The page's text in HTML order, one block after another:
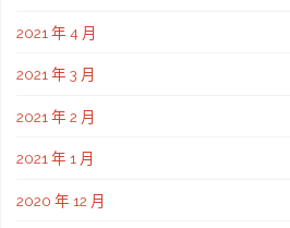
2021 年 4 月
2021 年 3 月
2021 年 2 月
2021 年 1 月
2020 年 12 月